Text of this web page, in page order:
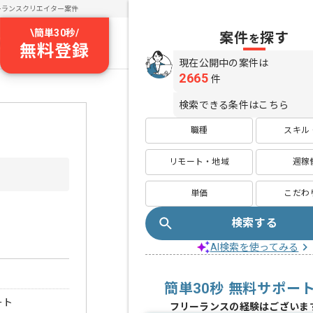
ランスクリエイター案件
\簡単30秒/
無料登録
案件を探す
現在公開中の案件は
2665 件
検索できる条件はこちら
職種 スキル
リモート・地域 週稼
単価 こだわ
検索する
AI検索を使ってみる
簡単30秒 無料サポー
フリーランスの経験はございま